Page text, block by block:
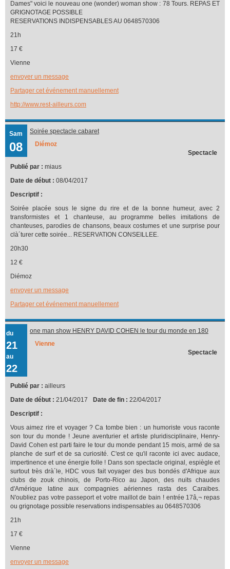
Dames" voici le nouveau one (wonder) woman show : 78 Tours. REPAS ET
GRIGNOTAGE POSSIBLE
RESERVATIONS INDISPENSABLES AU 0648570306
21h
17 €
Vienne
envoyer un message
Partager cet événement manuellement
http://www.rest-ailleurs.com
Sam
08
Soirée spectacle cabaret
Diémoz
Spectacle
Publié par : miaus
Date de début : 08/04/2017
Descriptif :
Soirée placée sous le signe du rire et de la bonne humeur, avec 2
transformistes et 1 chanteuse, au programme belles imitations de
chanteuses, parodies de chansons, beaux costumes et une surprise pour
clà´turer cette soirée... RESERVATION CONSEILLEE.
20h30
12 €
Diémoz
envoyer un message
Partager cet événement manuellement
du
21
au
22
one man show HENRY DAVID COHEN le tour du monde en 180
Vienne
Spectacle
Publié par : ailleurs
Date de début : 21/04/2017 Date de fin : 22/04/2017
Descriptif :
Vous aimez rire et voyager ? Ca tombe bien : un humoriste vous raconte
son tour du monde ! Jeune aventurier et artiste pluridisciplinaire, Henry-
David Cohen est parti faire le tour du monde pendant 15 mois, armé de sa
planche de surf et de sa curiosité. C'est ce qu'il raconte ici avec audace,
impertinence et une énergie folle ! Dans son spectacle original, espiègle et
surtout très drà´le, HDC vous fait voyager des bus bondés d'Afrique aux
clubs de zouk chinois, de Porto-Rico au Japon, des nuits chaudes
d'Amérique latine aux compagnies aériennes rasta des Caraibes.
N'oubliez pas votre passeport et votre maillot de bain ! entrée 17â‚¬ repas
ou grignotage possible reservations indispensables au 0648570306
21h
17 €
Vienne
envoyer un message